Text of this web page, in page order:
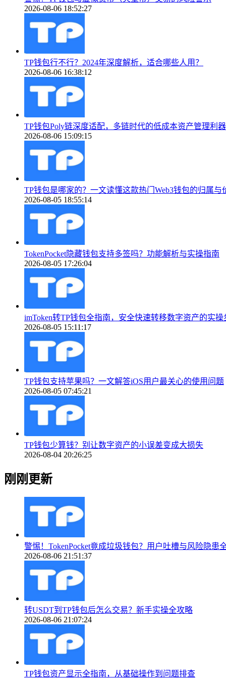
2026-08-06 18:52:27
TP钱包行不行？2024年深度解析，适合哪些人用？
2026-08-06 16:38:12
TP钱包Poly链深度适配，多链时代的低成本资产管理利器
2026-08-06 15:09:15
TP钱包是哪家的？一文读懂这款热门Web3钱包的归属与
2026-08-05 18:55:14
TokenPocket隐藏钱包支持多签吗？功能解析与实操指南
2026-08-05 17:26:04
imToken转TP钱包全指南，安全快速转移数字资产的实操
2026-08-05 15:11:17
TP钱包支持苹果吗？一文解答iOS用户最关心的使用问题
2026-08-05 07:45:21
TP钱包少算钱？别让数字资产的小误差变成大损失
2026-08-04 20:26:25
刚刚更新
警惕！TokenPocket竟成垃圾钱包？用户吐槽与风险隐患
2026-08-06 21:51:37
转USDT到TP钱包后怎么交易？新手实操全攻略
2026-08-06 21:07:24
TP钱包资产显示全指南，从基础操作到问题排查